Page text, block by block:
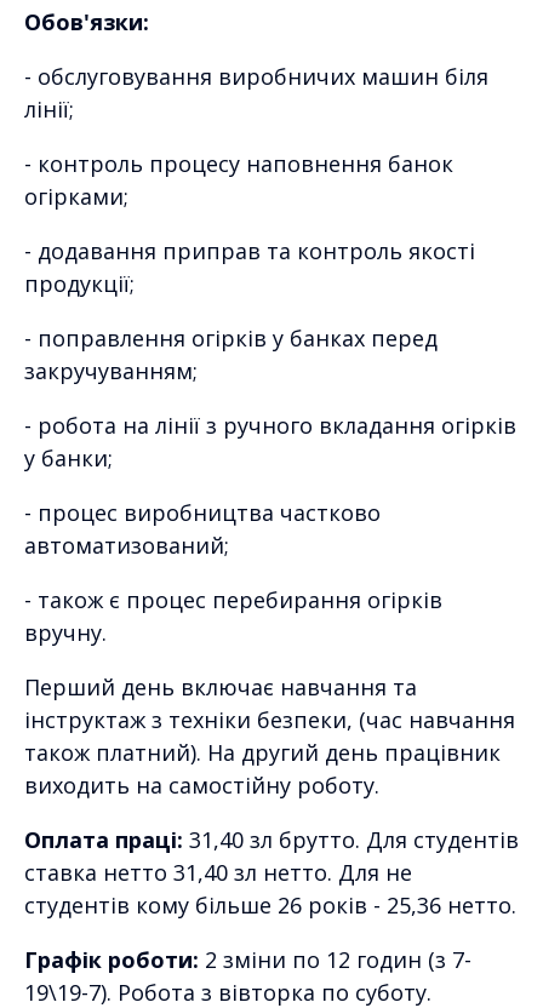
Обов'язки:
- обслуговування виробничих машин біля
лінії;
- контроль процесу наповнення банок
огірками;
- додавання приправ та контроль якості
продукції;
- поправлення огірків у банках перед
закручуванням;
- робота на лінії з ручного вкладання огірків
у банки;
- процес виробництва частково
автоматизований;
- також є процес перебирання огірків
вручну.
Перший день включає навчання та
інструктаж з техніки безпеки, (час навчання
також платний). На другий день працівник
виходить на самостійну роботу.
Оплата праці: 31,40 зл брутто. Для студентів
ставка нетто 31,40 зл нетто. Для не
студентів кому більше 26 років - 25,36 нетто.
Графік роботи: 2 зміни по 12 годин (з 7-
19\19-7). Робота з вівторка по суботу.